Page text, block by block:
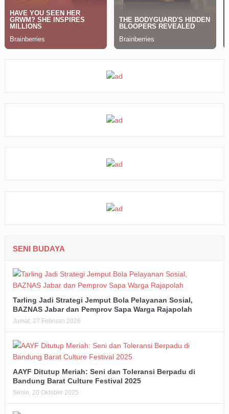
SENI BUDAYA
Tarling Jadi Strategi Jemput Bola Pelayanan Sosial,
BAZNAS Jabar dan Pemprov Sapa Warga Rajapolah
Jumat, 27 Februari 2026
AAYF Ditutup Meriah: Seni dan Toleransi Berpadu di
Bandung Barat Culture Festival 2025
Senin, 20 Oktober 2025